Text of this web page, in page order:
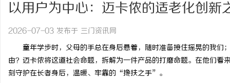
以用户为中心：迈卡侬的适老化创新
2026-07-03 发布于 三门资讯网
童年学步时，父母的手总在身后悬着，随时准备接住摇晃的我
由？迈卡侬将这道社会命题，拆解为一件产品的打磨命题。在他们
刻守护在长者身后，温暖、牢靠的“搀扶之手”。